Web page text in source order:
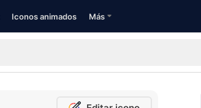
Iconos animados Más